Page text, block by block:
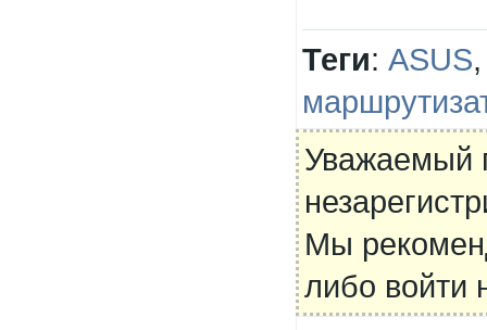
Теги: ASUS
Уважаемый
Мы
либо войти